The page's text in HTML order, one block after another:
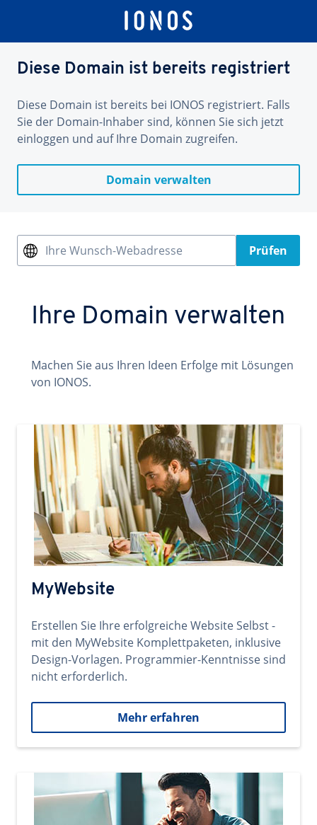
Diese Domain ist bereits registriert
Diese Domain ist bereits bei IONOS registriert. Falls
Sie der Domain-Inhaber sind, können Sie sich jetzt
einloggen und auf Ihre Domain zugreifen.
Domain verwalten
Ihre Wunsch-Webadresse Prüfen
Ihre Domain verwalten
Machen Sie aus Ihren Ideen Erfolge mit Lösungen
von IONOS.
MyWebsite
Erstellen Sie Ihre erfolgreiche Website Selbst -
mit den MyWebsite Komplettpaketen, inklusive
Design-Vorlagen. Programmier-Kenntnisse sind
nicht erforderlich.
Mehr erfahren